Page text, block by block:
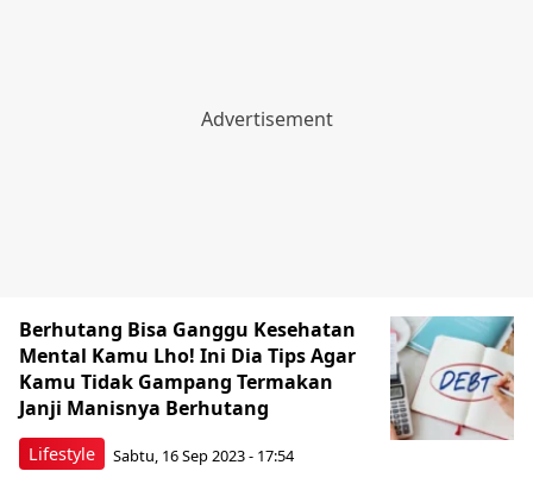
Lifestyle
Berhutang Bisa Ganggu Kesehatan
Mental Kamu Lho! Ini Dia Tips Agar
Kamu Tidak Gampang Termakan
Janji Manisnya Berhutang
Sabtu, 16 Sep 2023 - 17:54